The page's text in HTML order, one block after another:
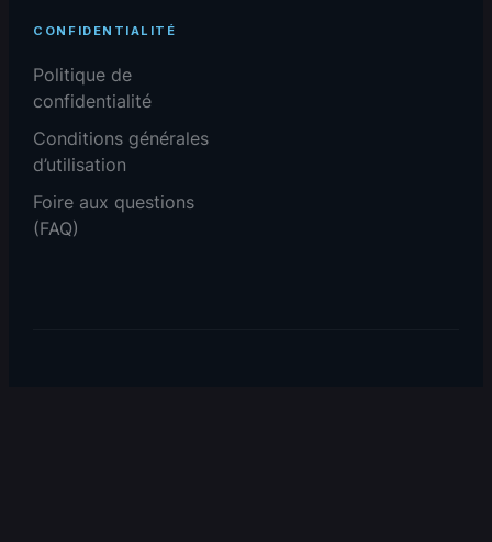
CONFIDENTIALITÉ
Politique de
confidentialité
Conditions générales
d’utilisation
Foire aux questions
(FAQ)